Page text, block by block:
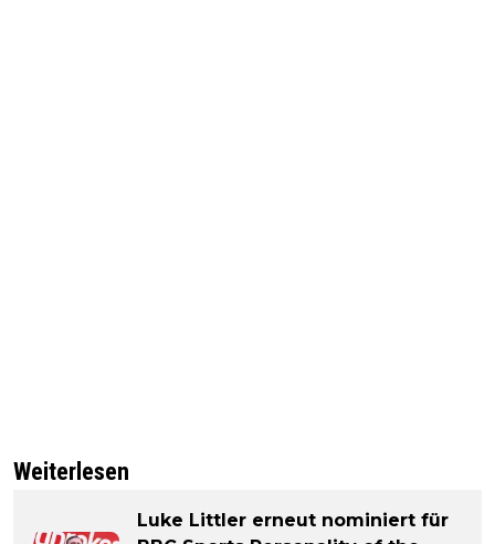
Weiterlesen
Luke Littler erneut nominiert für